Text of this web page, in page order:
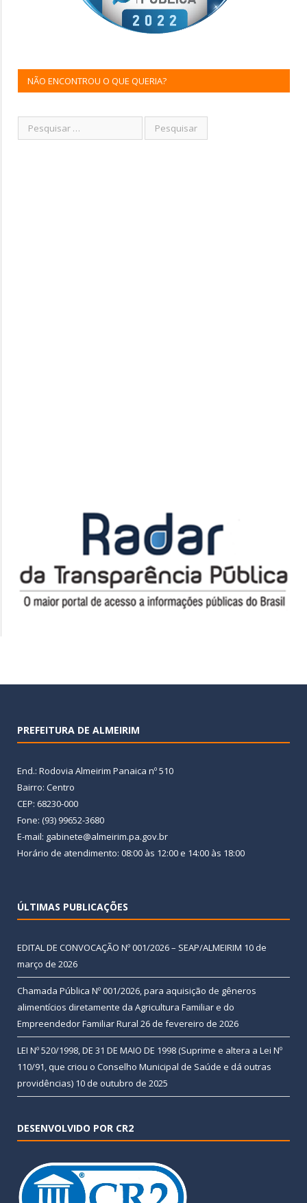
NÃO ENCONTROU O QUE QUERIA?
PREFEITURA DE ALMEIRIM
End.: Rodovia Almeirim Panaica nº 510
Bairro: Centro
CEP: 68230-000
Fone: (93) 99652-3680
E-mail: gabinete@almeirim.pa.gov.br
Horário de atendimento: 08:00 às 12:00 e 14:00 às 18:00
ÚLTIMAS PUBLICAÇÕES
EDITAL DE CONVOCAÇÃO Nº 001/2026 – SEAP/ALMEIRIM 10 de
março de 2026
Chamada Pública Nº 001/2026, para aquisição de gêneros
alimentícios diretamente da Agricultura Familiar e do
Empreendedor Familiar Rural 26 de fevereiro de 2026
LEI Nº 520/1998, DE 31 DE MAIO DE 1998 (Suprime e altera a Lei Nº
110/91, que criou o Conselho Municipal de Saúde e dá outras
providências) 10 de outubro de 2025
DESENVOLVIDO POR CR2